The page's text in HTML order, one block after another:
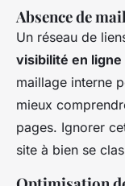
Absence de
Un réseau de
visibilité en ligne
maillage interne
mieux
pages. Ignorer
site à bien se